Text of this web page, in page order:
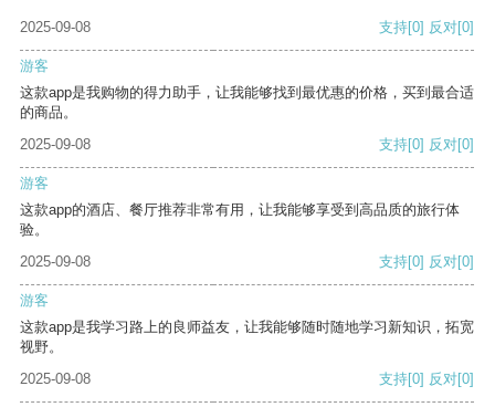
2025-09-08 支持[0] 反对[0]
游客
这款app是我购物的得力助手，让我能够找到最优惠的价格，买到最合适
的商品。
2025-09-08
支持[0] 反对[0]
游客
这款app的酒店、餐厅推荐非常有用，让我能够享受到高品质的旅行体
验。
2025-09-08
支持[0] 反对[0]
游客
这款app是我学习路上的良师益友，让我能够随时随地学习新知识，拓宽
视野。
2025-09-08
支持[0] 反对[0]